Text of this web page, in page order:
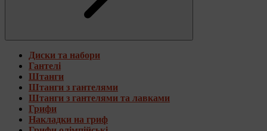
Диски та набори
Гантелі
Штанги
Штанги з гантелями
Штанги з гантелями та лавками
Грифи
Накладки на гриф